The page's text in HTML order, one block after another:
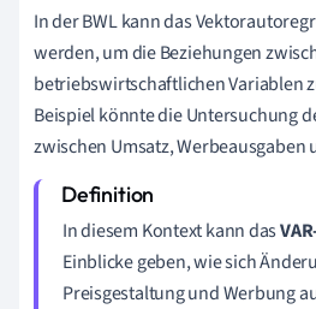
In der BWL kann das
werden, um die Beziehungen
betriebswirtschaftlichen Variablen
Beispiel könnte die Untersuchung
zwischen Umsatz, Werbeausgaben
In diesem Kontext kann das
Einblicke geben, wie sich
Preisgestaltung und Werbung